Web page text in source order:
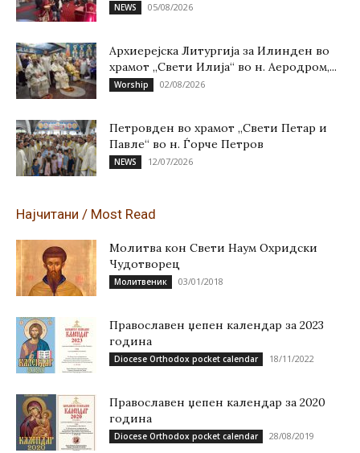
NEWS 05/08/2026
Архиерејска Литургија за Илинден во
храмот „Свети Илија“ во н. Аеродром,...
Worship 02/08/2026
Петровден во храмот „Свети Петар и
Павле“ во н. Ѓорче Петров
NEWS 12/07/2026
Најчитани / Most Read
Молитва кон Свети Наум Охридски
Чудотворец
Молитвеник 03/01/2018
Православен џепен календар за 2023
година
Diocese Orthodox pocket calendar 18/11/2022
Православен џепен календар за 2020
година
Diocese Orthodox pocket calendar 28/08/2019